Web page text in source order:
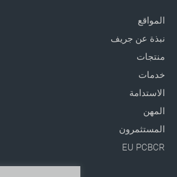
المواقع
نبذة عن جريف
منتجات
خدمات
الاستدامة
المهن
المستثمرون
EU PCBCR